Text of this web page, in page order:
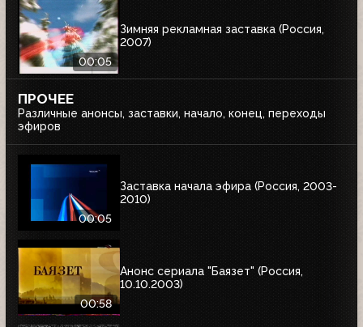
00:05
Зимняя рекламная заставка (Россия,
2007)
ПРОЧЕЕ
Различные анонсы, заставки, начало, конец, переходы
эфиров
00:05
Заставка начала эфира (Россия, 2003-
2010)
00:58
Анонс сериала "Баязет" (Россия,
10.10.2003)